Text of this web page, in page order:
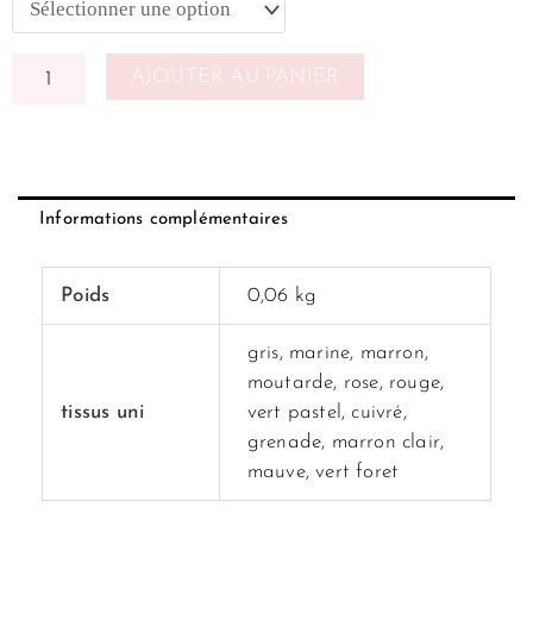
AJOUTER AU PANIER
Informations complémentaires
Poids 0,06 kg
tissus uni
gris, marine, marron,
moutarde, rose, rouge,
vert pastel, cuivré,
grenade, marron clair,
mauve, vert foret